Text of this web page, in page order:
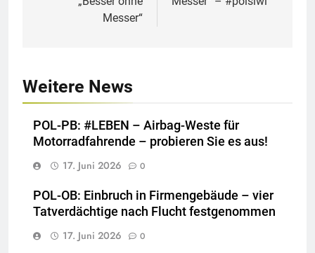
Messer“
Weitere News
POL-PB: #LEBEN – Airbag-Weste für
Motorradfahrende – probieren Sie es aus!
17. Juni 2026
0
POL-OB: Einbruch in Firmengebäude – vier
Tatverdächtige nach Flucht festgenommen
17. Juni 2026
0